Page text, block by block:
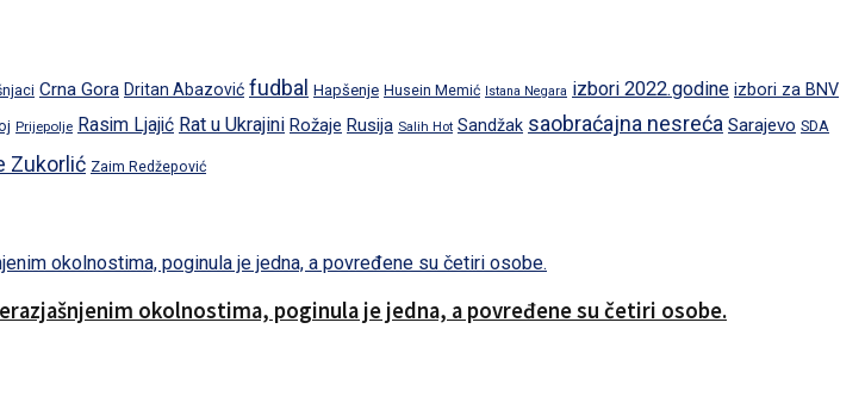
Crna Gora Dritan Abazović fudbal Hapšenje Husein Memić Istana Negara izbori 2022.godine izbori za BNV
Prijepolje Rasim Ljajić Rat u Ukrajini Rožaje Rusija Salih Hot Sandžak saobraćajna nesreća Sarajevo SDA
Zukorlić Zaim Redžepović
okolnostima, poginula je jedna, a povređene su četiri osobe.